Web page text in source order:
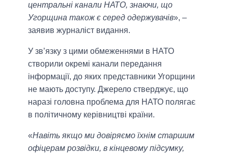
центральні канали НАТО, знаючи, що
Угорщина також є серед одержувачів», –
заявив журналіст видання.
У зв’язку з цими обмеженнями в НАТО
створили окремі канали передання
інформації, до яких представники Угорщини
не мають доступу. Джерело стверджує, що
наразі головна проблема для НАТО полягає
в політичному керівництві країни.
«Навіть якщо ми довіряємо їхнім старшим
офіцерам розвідки, в кінцевому підсумку,